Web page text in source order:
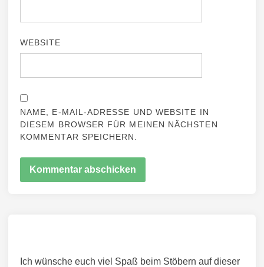
WEBSITE
NAME, E-MAIL-ADRESSE UND WEBSITE IN
DIESEM BROWSER FÜR MEINEN NÄCHSTEN
KOMMENTAR SPEICHERN.
Ich wünsche euch viel Spaß beim Stöbern auf dieser